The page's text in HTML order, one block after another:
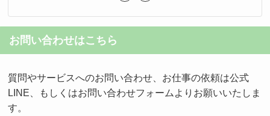
お問い合わせはこちら
質問やサービスへのお問い合わせ、お仕事の依頼は公式
LINE、もしくはお問い合わせフォームよりお願いいたしま
す。